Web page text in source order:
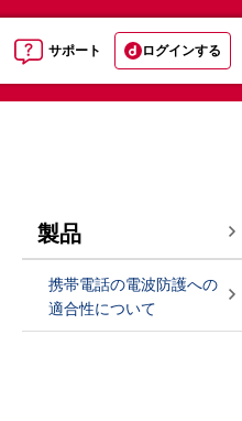
サポート ログインする
製品
携帯電話の電波防護への
適合性について